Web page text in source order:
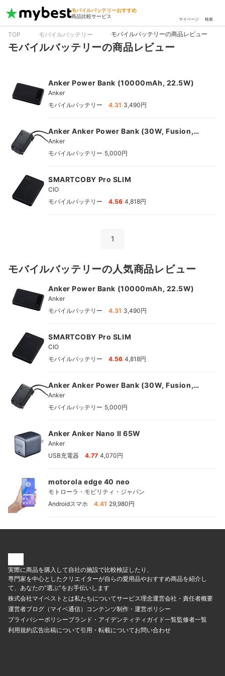
モバイルバッテリーおすすめ
商品比較サービス
マイページ 検索
TOP モバイルバッテリー モバイルバッテリーの商品レビュー
モバイルバッテリーの商品レビュー
Anker Power Bank (10000mAh, 22.5W)
Anker
モバイルバッテリー
4.31 3,490円
Anker Anker Power Bank (30W, Fusion,
Built-In USB-C ケーブル)
Anker
モバイルバッテリー 5,000円
SMARTCOBY Pro SLIM
CIO
モバイルバッテリー
4.56 4,818円
1
モバイルバッテリーの人気商品レビュー
Anker Power Bank (10000mAh, 22.5W)
Anker
モバイルバッテリー
4.31 3,490円
SMARTCOBY Pro SLIM
CIO
モバイルバッテリー
4.56 4,818円
Anker Anker Power Bank (30W, Fusion,
Built-In USB-C ケーブル)
Anker
モバイルバッテリー 5,000円
Anker Anker Nano II 65W
Anker
USB充電器
4.77 4,070円
motorola edge 40 neo
モトローラ・モビリティ・ジャパン
Androidスマホ
4.41 29,980円
実際に商品を購入して自社の施設で比較検証したり、
専門家を中心としたクリエイターが自らの愛用品やおすすめ商品を紹介し
て、あなたの“選ぶ”をお手伝いします
株式会社マイベストとは私たちについてサービス理念運営会社・責任者概要
運営者ブログ（マイベ通信） コンテンツ制作・運営ポリシー
プライバシーポリシーブランド・アイデンティティ ガイド一覧監修者一覧
利用規約広告出稿について引用・転載についてお問い合わせ